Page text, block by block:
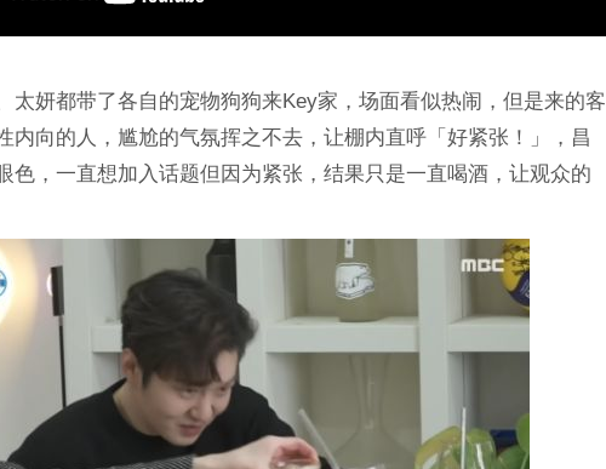
太妍都带了各自的宠物狗狗来Key家，场面看似热闹，但是来的客
内向的人，尴尬的气氛挥之不去，让棚内直呼「好紧张！」，昌
色，一直想加入话题但因为紧张，结果只是一直喝酒，让观众的